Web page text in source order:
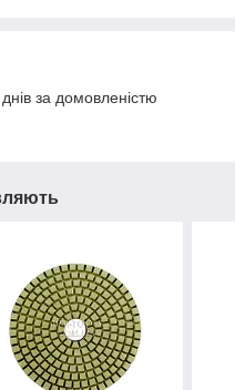
за домовленістю